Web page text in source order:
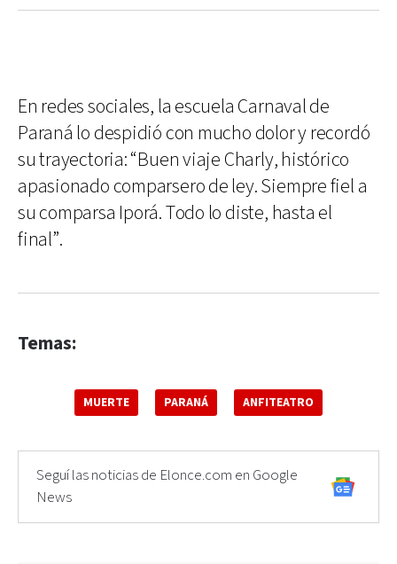
En redes sociales, la escuela Carnaval de
Paraná lo despidió con mucho dolor y recordó
su trayectoria: “Buen viaje Charly, histórico
apasionado comparsero de ley. Siempre fiel a
su comparsa Iporá. Todo lo diste, hasta el
final”.
Temas:
MUERTE PARANÁ ANFITEATRO
Seguí las noticias de Elonce.com en Google
News